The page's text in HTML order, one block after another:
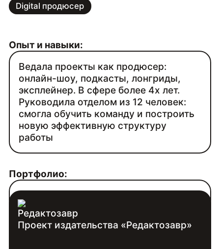
Digital продюсер
Опыт и навыки:
Ведала проекты как продюсер:
онлайн-шоу, подкасты, лонгриды,
эксплейнер. В сфере более 4х лет.
Руководила отделом из 12 человек:
смогла обучить команду и построить
новую эффективную структуру
работы
Портфолио:
Контакты:
Проект издательства «Редактозавр»